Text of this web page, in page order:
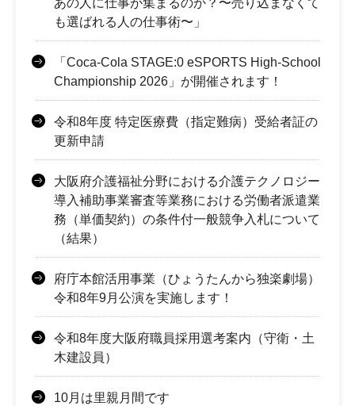
も選ばれる人の仕事術〜」
「Coca-Cola STAGE:0 eSPORTS High-School
Championship 2026」が開催されます！
令和8年度 特定医療費（指定難病）受給者証の
更新申請
大阪府介護福祉分野における介護テクノロジー
導入補助事業審査等業務における労働者派遣業
務（単価契約）の条件付一般競争入札について
（結果）
府庁本館活用事業（ひょうたんから独楽劇場）
令和8年9月公演を実施します！
令和8年度大阪府職員採用選考案内（守衛・土
木建設員）
10月は里親月間です